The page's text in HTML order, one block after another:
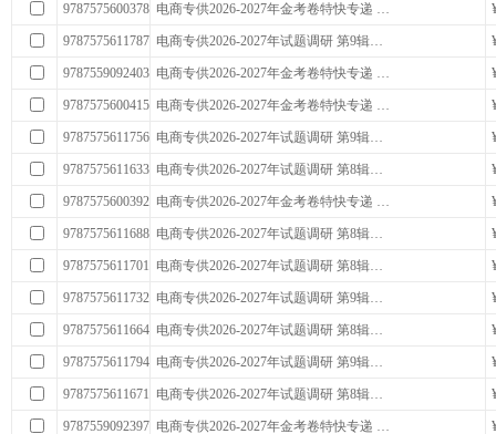
9787575600378 电商专供2026-2027年金考卷特快专递 …
9787575611787 电商专供2026-2027年试题调研 第9辑…
9787559092403 电商专供2026-2027年金考卷特快专递 …
9787575600415 电商专供2026-2027年金考卷特快专递 …
9787575611756 电商专供2026-2027年试题调研 第9辑…
9787575611633 电商专供2026-2027年试题调研 第8辑…
9787575600392 电商专供2026-2027年金考卷特快专递 …
9787575611688 电商专供2026-2027年试题调研 第8辑…
9787575611701 电商专供2026-2027年试题调研 第8辑…
9787575611732 电商专供2026-2027年试题调研 第9辑…
9787575611664 电商专供2026-2027年试题调研 第8辑…
9787575611794 电商专供2026-2027年试题调研 第9辑…
9787575611671 电商专供2026-2027年试题调研 第8辑…
9787559092397 电商专供2026-2027年金考卷特快专递 …